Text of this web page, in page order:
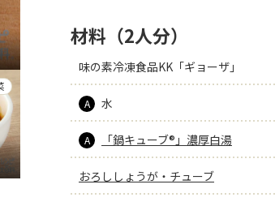
材料（2人分）
味の素冷凍食品KK「ギョーザ」
A 水
A 「鍋キューブ®」濃厚白湯
おろししょうが・チューブ